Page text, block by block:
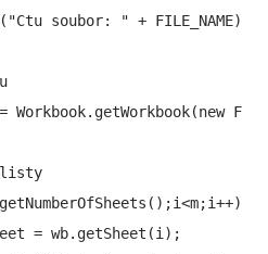
soubor: " + FILE_NAME);
Workbook.getWorkbook(new
{
= wb.getSheet(i);